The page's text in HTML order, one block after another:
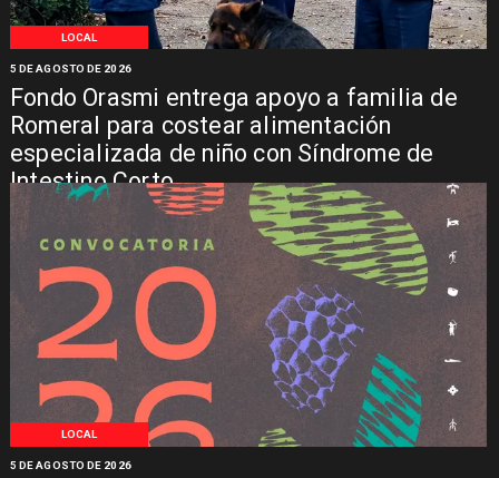
LOCAL
Fondo Orasmi entrega apoyo a familia de
Romeral para costear alimentación
especializada de niño con Síndrome de
Intestino Corto
5 DE AGOSTO DE 2026
LOCAL
5 DE AGOSTO DE 2026